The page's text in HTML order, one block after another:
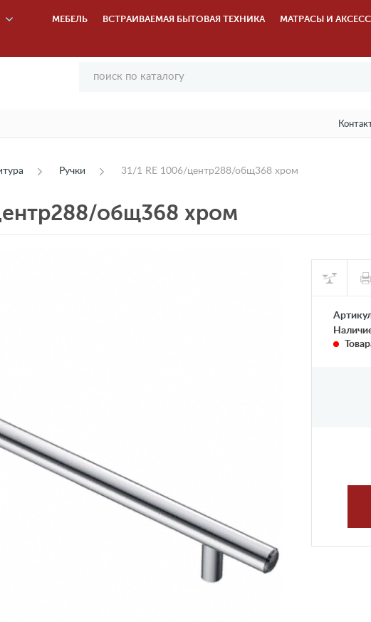
МЕБЕЛЬ ВСТРАИВАЕМАЯ БЫТОВАЯ ТЕХНИКА МАТРАСЫ И
Ручки 31/1 RE 1006/центр288/общ368 хром
общ368 хром